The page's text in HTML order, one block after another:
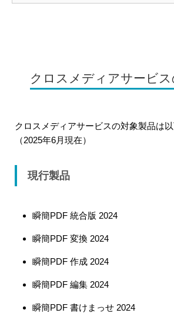
クロスメディアサービス
クロスメディアサービスの対象製品は以
（2025年6月現在）
現行製品
瞬簡PDF 統合版 2024
瞬簡PDF 変換 2024
瞬簡PDF 作成 2024
瞬簡PDF 編集 2024
瞬簡PDF 書けまっせ 2024